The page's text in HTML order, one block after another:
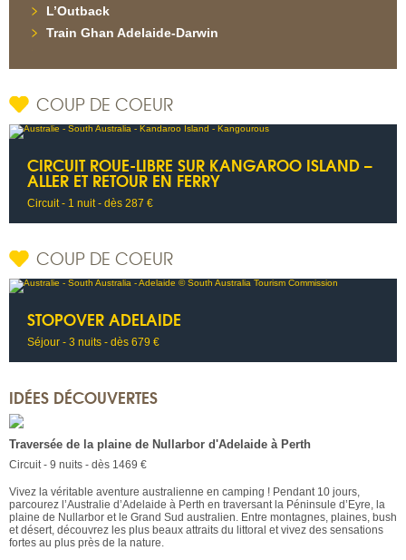
L’Outback
Train Ghan Adelaide-Darwin
COUP DE COEUR
CIRCUIT ROUE-LIBRE SUR KANGAROO ISLAND –
ALLER ET RETOUR EN FERRY
Circuit - 1 nuit - dès 287 €
COUP DE COEUR
STOPOVER ADELAIDE
Séjour - 3 nuits - dès 679 €
IDÉES DÉCOUVERTES
Traversée de la plaine de Nullarbor d'Adelaide à Perth
Circuit - 9 nuits - dès 1469 €
Vivez la véritable aventure australienne en camping ! Pendant 10 jours,
parcourez l’Australie d’Adelaide à Perth en traversant la Péninsule d’Eyre, la
plaine de Nullarbor et le Grand Sud australien. Entre montagnes, plaines, bush
et désert, découvrez les plus beaux attraits du littoral et vivez des sensations
fortes au plus près de la nature.